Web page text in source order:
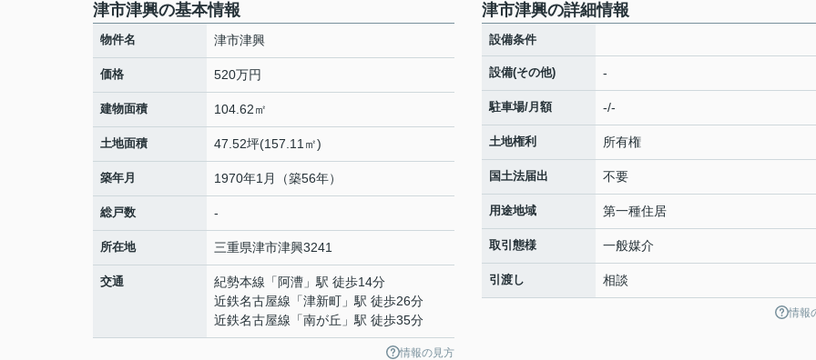
津市津興の基本情報
物件名 津市津興
価格 520万円
建物面積 104.62㎡
土地面積 47.52坪(157.11㎡)
築年月 1970年1月（築56年）
総戸数 -
所在地 三重県津市津興3241
交通 紀勢本線 「 阿漕 」駅 徒歩14分
近鉄名古屋線 「津新町 」駅 徒歩26分
近鉄名古屋線 「南が丘 」駅 徒歩35分
情報の見方
津市津興の詳細情報
設備条件
設備(その他) -
駐車場/月額 -/-
土地権利 所有権
国土法届出 不要
用途地域 第一種住居
取引態様 一般媒介
引渡し 相談
情報